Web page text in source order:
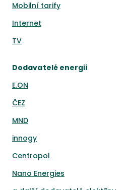
Mobilní tarify
Internet
TV
Dodavatelé energií
E.ON
ČEZ
MND
innogy
Centropol
Nano Energies